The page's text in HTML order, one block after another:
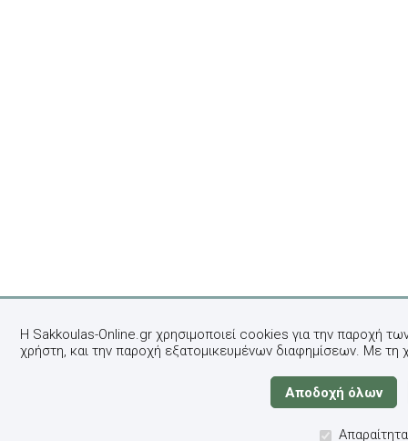
Η Sakkoulas-Online.gr χρησιμοποιεί cookies για την παροχή
χρήστη, και την παροχή εξατομικευμένων διαφημίσεων. Με